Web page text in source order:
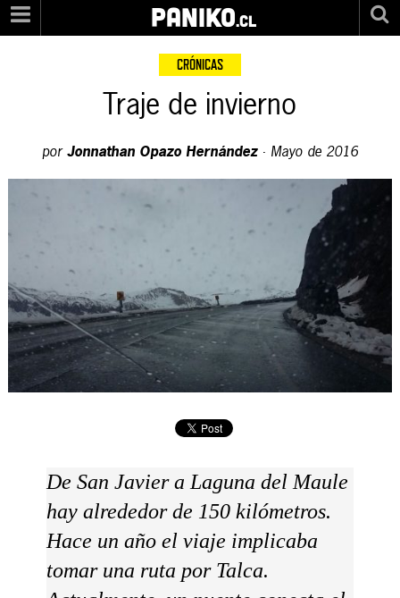
PANIKO.cl
CRÓNICAS
Traje de invierno
porJonnathan Opazo Hernández· Mayo de 2016
De San Javier a Laguna del Maule
hay alrededor de 150 kilómetros.
Hace un año el viaje implicaba
tomar una ruta por Talca.